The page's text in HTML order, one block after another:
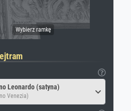
Leonardo (satyna)
Venezia)